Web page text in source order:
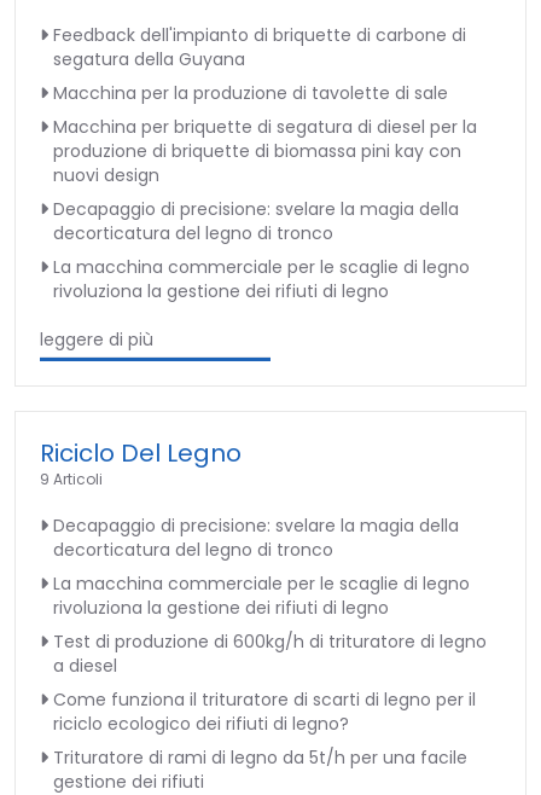
Feedback dell'impianto di briquette di carbone di
segatura della Guyana
Macchina per la produzione di tavolette di sale
Macchina per briquette di segatura di diesel per la
produzione di briquette di biomassa pini kay con
nuovi design
Decapaggio di precisione: svelare la magia della
decorticatura del legno di tronco
La macchina commerciale per le scaglie di legno
rivoluziona la gestione dei rifiuti di legno
leggere di più
Riciclo Del Legno
9 Articoli
Decapaggio di precisione: svelare la magia della
decorticatura del legno di tronco
La macchina commerciale per le scaglie di legno
rivoluziona la gestione dei rifiuti di legno
Test di produzione di 600kg/h di trituratore di legno
a diesel
Come funziona il trituratore di scarti di legno per il
riciclo ecologico dei rifiuti di legno?
Trituratore di rami di legno da 5t/h per una facile
gestione dei rifiuti